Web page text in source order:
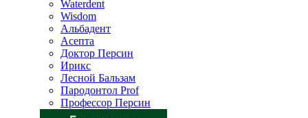
Waterdent
Wisdom
Альбадент
Асепта
Доктор Персин
Ирикс
Лесной Бальзам
Пародонтол Prof
Профессор Персин